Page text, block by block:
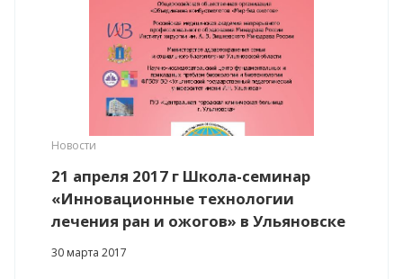
Новости
21 апреля 2017 г Школа-семинар
«Инновационные технологии
лечения ран и ожогов» в Ульяновске
30 марта 2017